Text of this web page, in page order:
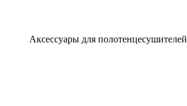
Аксессуары для полотенцесушителей